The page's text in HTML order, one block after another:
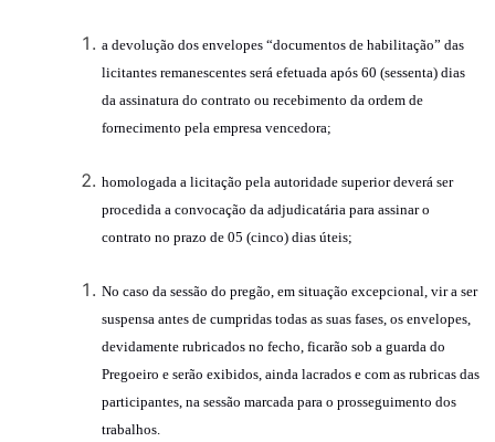
a devolução dos envelopes “documentos de habilitação” das
licitantes remanescentes será efetuada após 60 (sessenta) dias
da assinatura do contrato ou recebimento da ordem de
fornecimento pela empresa vencedora;
homologada a licitação pela autoridade superior deverá ser
procedida a convocação da adjudicatária para assinar o
contrato no prazo de 05 (cinco) dias úteis;
No caso da sessão do pregão, em situação excepcional, vir a ser
suspensa antes de cumpridas todas as suas fases, os envelopes,
devidamente rubricados no fecho, ficarão sob a guarda do
Pregoeiro e serão exibidos, ainda lacrados e com as rubricas das
participantes, na sessão marcada para o prosseguimento dos
trabalhos.